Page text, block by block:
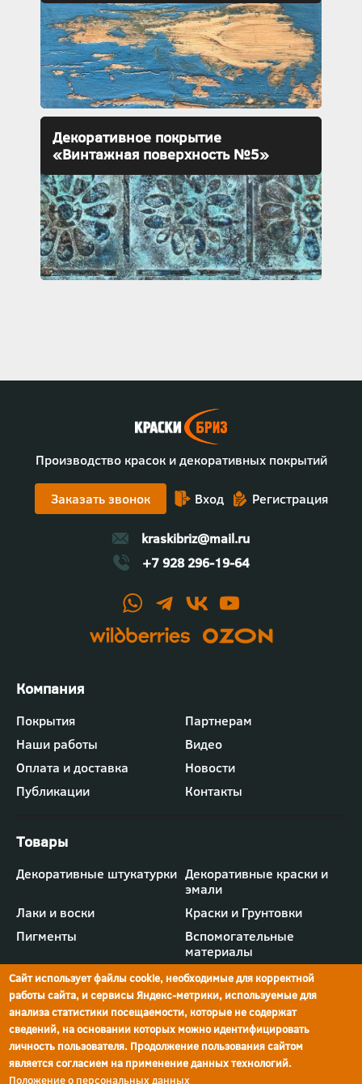
Декоративное покрытие
«Винтажная поверхность №5»
Производство красок и декоративных покрытий
Заказать звонок Вход Регистрация
kraskibriz@mail.ru
+7 928 296-19-64
г.Ростов-на-Дону,
ул.Мечникова, д.134
просп. Шолохова, 211/4,
Ростов-на-Дону
Футер
-
меню
"Компания"
Покрытия
Партнерам
Наши работы
Видео
Оплата и доставка
Новости
Публикации
Контакты
Футер
-
меню
"Товары"
Декоративные штукатурки Декоративные краски и
эмали
Лаки и воски
Краски и Грунтовки
Пигменты
Вспомогательные
материалы
Политика конфиденциальности
Сайт использует файлы cookie, необходимые для корректной
работы сайта, и сервисы Яндекс-метрики, используемые для
анализа статистики посещаемости, которые не содержат
сведений, на основании которых можно идентифицировать
личность пользователя. Продолжение пользования сайтом
является согласием на применение данных технологий.
Положение о персональных данных